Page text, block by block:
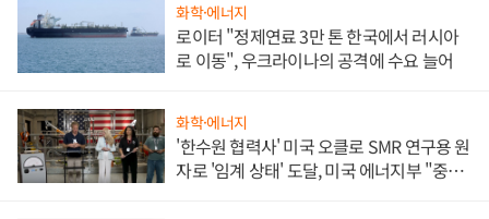
화학·에너지
로이터 "정제연료 3만 톤 한국에서 러시아
로 이동", 우크라이나의 공격에 수요 늘어
화학·에너지
'한수원 협력사' 미국 오클로 SMR 연구용 원
자로 '임계 상태' 도달, 미국 에너지부 "중요